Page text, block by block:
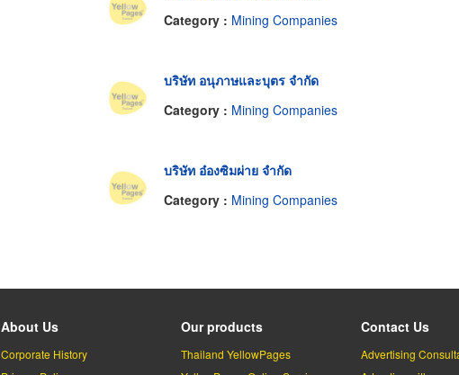
Category : Mining Companies
บริษัท อนุภาษและบุตร จำกัด
Category : Mining Companies
บริษัท อ๋องซิมผ่าย จำกัด
Category : Mining Companies
About Us
Corporate History
Our products
Thailand YellowPages
Contact Us
Advertising